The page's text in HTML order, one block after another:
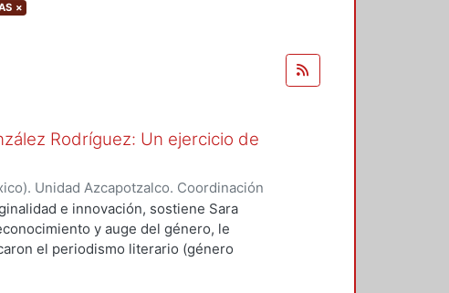
×
Rodríguez: Un ejercicio de
Unidad Azcapotzalco. Coordinación
Crespo, Erick Octavio
e innovación, sostiene Sara
y auge del género, le
el periodismo literario (género